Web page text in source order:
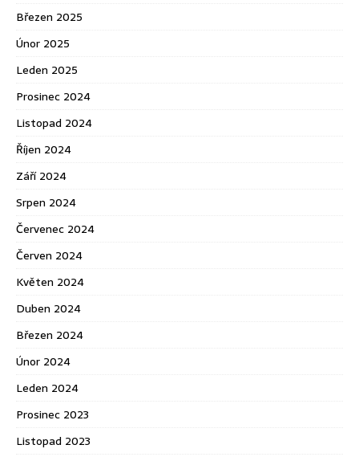
Březen 2025
Únor 2025
Leden 2025
Prosinec 2024
Listopad 2024
Říjen 2024
Září 2024
Srpen 2024
Červenec 2024
Červen 2024
Květen 2024
Duben 2024
Březen 2024
Únor 2024
Leden 2024
Prosinec 2023
Listopad 2023